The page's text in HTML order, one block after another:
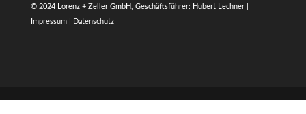
© 2024 Lorenz + Zeller GmbH, Geschäftsführer: Hubert Lechner |
Impressum| Datenschutz